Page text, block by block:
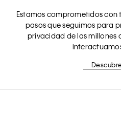
Estamos comprometidos con
pasos que seguimos para
privacidad de las millones